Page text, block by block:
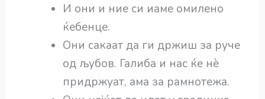
И они и ние си иаме омилено
ќебенце.
Они сакаат да ги држиш за руче
од љубов. Галиба и нас ќе нѐ
придржуат, ама за рамнотежа.